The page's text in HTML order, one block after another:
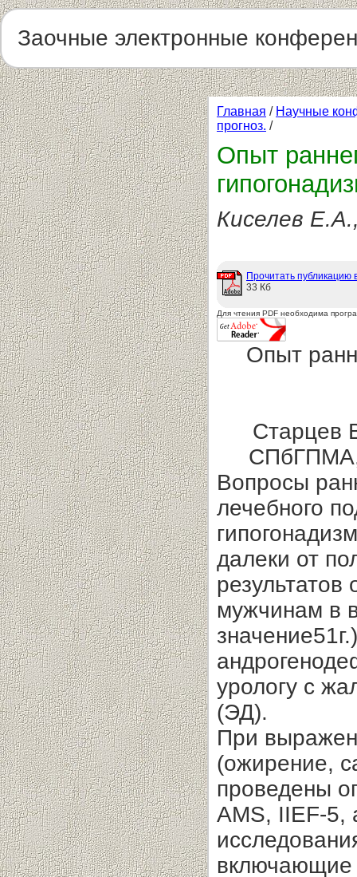
Заочные электронные
Главная / Научные
прогноз. /
Опыт
Киселев
Прочитать публикацию
33 Кб
Для чтения PDF необходима
Опыт
Старцев
СПбГПМА,
Вопросы
лечебного
далеки от
мужчинам в
урологу с
(ЭД).
При
(ожирение,
проведены
AMS, IIEF-5,
включающие